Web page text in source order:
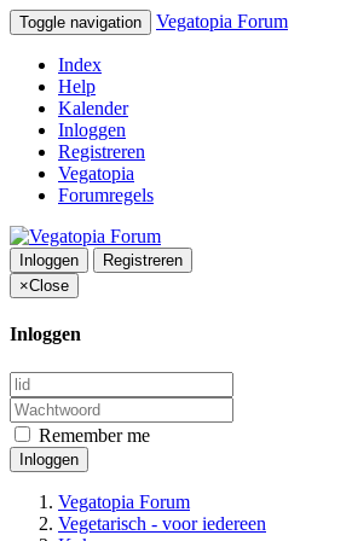
Toggle navigation Vegatopia Forum
Index
Help
Kalender
Inloggen
Registreren
Vegatopia
Forumregels
Inloggen
Registreren
×Close
Inloggen
Remember me
Inloggen
Vegatopia Forum
Vegetarisch - voor iedereen